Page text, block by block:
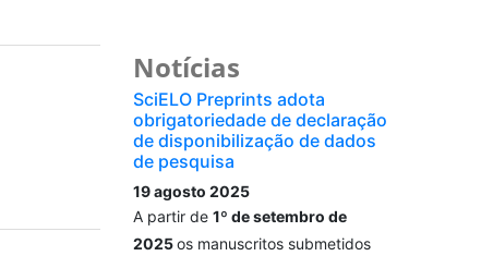
Notícias
SciELO Preprints adota
obrigatoriedade de declaração
de disponibilização de dados
de pesquisa
19 agosto 2025
A partir de 1º de setembro de
2025os manuscritos submetidos